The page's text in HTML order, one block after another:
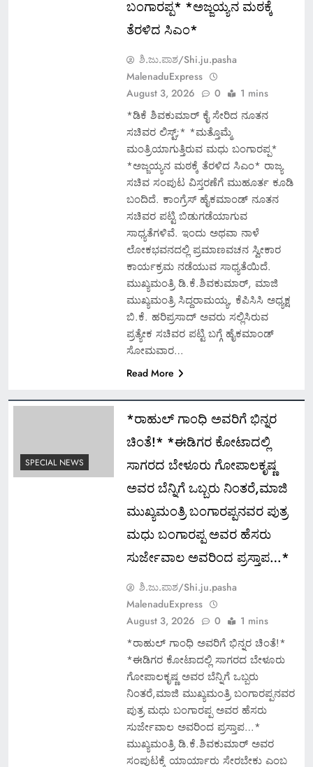
ಬಂಗಾರಪ್ಪ* *ಅಜ್ಜಯ್ಯನ ಮಠಕ್ಕೆ
ತೆರಳಿದ ಸಿಎಂ*
ಶಿ.ಜು.ಪಾಶ/Shi.ju.pasha
MalenaduExpress
August 3, 2026
0 1 mins
*ಡಿಕೆ ಶಿವಕುಮಾರ್ ಕೈ ಸೇರಿದ ನೂತನ
ಸಚಿವರ ಲಿಸ್ಟ್;* *ಮತ್ತೊಮ್ಮೆ
ಮಂತ್ರಿಯಾಗುತ್ತಿರುವ ಮಧು ಬಂಗಾರಪ್ಪ*
*ಅಜ್ಜಯ್ಯನ ಮಠಕ್ಕೆ ತೆರಳಿದ ಸಿಎಂ* ರಾಜ್ಯ
ಸಚಿವ ಸಂಪುಟ ವಿಸ್ತರಣೆಗೆ ಮುಹೂರ್ತ ಕೂಡಿ
ಬಂದಿದೆ. ಕಾಂಗ್ರೆಸ್ ಹೈಕಮಾಂಡ್ ನೂತನ
ಸಚಿವರ ಪಟ್ಟಿ ಬಿಡುಗಡೆಯಾಗುವ
ಸಾಧ್ಯತೆಗಳಿವೆ. ಇಂದು ಅಥವಾ ನಾಳೆ
ಲೋಕಭವನದಲ್ಲಿ ಪ್ರಮಾಣವಚನ ಸ್ವೀಕಾರ
ಕಾರ್ಯಕ್ರಮ ನಡೆಯುವ ಸಾಧ್ಯತೆಯಿದೆ.
ಮುಖ್ಯಮಂತ್ರಿ ಡಿ.ಕೆ.ಶಿವಕುಮಾರ್‌, ಮಾಜಿ
ಮುಖ್ಯಮಂತ್ರಿ ಸಿದ್ದರಾಮಯ್ಯ, ಕೆಪಿಸಿಸಿ ಅಧ್ಯಕ್ಷ
ಬಿ.ಕೆ. ಹರಿಪ್ರಸಾದ್‌ ಅವರು ಸಲ್ಲಿಸಿರುವ
ಪ್ರತ್ಯೇಕ ಸಚಿವರ ಪಟ್ಟಿ ಬಗ್ಗೆ ಹೈಕಮಾಂಡ್‌
ಸೋಮವಾರ…
Read More
SPECIAL NEWS
*ರಾಹುಲ್ ಗಾಂಧಿ ಅವರಿಗೆ ಭಿನ್ನರ
ಚಿಂತೆ!* *ಈಡಿಗರ ಕೋಟಾದಲ್ಲಿ
ಸಾಗರದ ಬೇಳೂರು ಗೋಪಾಲಕೃಷ್ಣ
ಅವರ ಬೆನ್ನಿಗೆ ಒಬ್ಬರು ನಿಂತರೆ,ಮಾಜಿ
ಮುಖ್ಯಮಂತ್ರಿ ಬಂಗಾರಪ್ಪನವರ ಪುತ್ರ
ಮಧು ಬಂಗಾರಪ್ಪ ಅವರ ಹೆಸರು
ಸುರ್ಜೇವಾಲ ಅವರಿಂದ ಪ್ರಸ್ತಾಪ…*
ಶಿ.ಜು.ಪಾಶ/Shi.ju.pasha
MalenaduExpress
August 3, 2026
0 1 mins
*ರಾಹುಲ್ ಗಾಂಧಿ ಅವರಿಗೆ ಭಿನ್ನರ ಚಿಂತೆ!*
*ಈಡಿಗರ ಕೋಟಾದಲ್ಲಿ ಸಾಗರದ ಬೇಳೂರು
ಗೋಪಾಲಕೃಷ್ಣ ಅವರ ಬೆನ್ನಿಗೆ ಒಬ್ಬರು
ನಿಂತರೆ,ಮಾಜಿ ಮುಖ್ಯಮಂತ್ರಿ ಬಂಗಾರಪ್ಪನವರ
ಪುತ್ರ ಮಧು ಬಂಗಾರಪ್ಪ ಅವರ ಹೆಸರು
ಸುರ್ಜೇವಾಲ ಅವರಿಂದ ಪ್ರಸ್ತಾಪ…*
ಮುಖ್ಯಮಂತ್ರಿ ಡಿ.ಕೆ.ಶಿವಕುಮಾರ್ ಅವರ
ಸಂಪುಟಕ್ಕೆ ಯಾರ್ಯಾರು ಸೇರಬೇಕು ಎಂಬ